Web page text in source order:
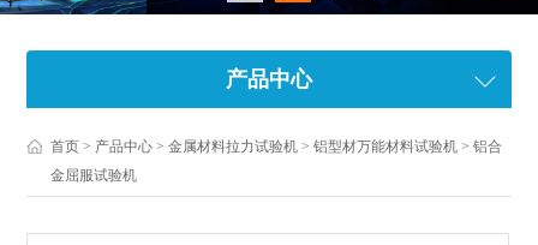
产品中心
首页 > 产品中心 >金属材料拉力试验机 >铝型材万能材料试验机 > 铝合
金屈服试验机